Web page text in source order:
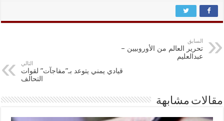
السابق
تحرير العالم من الأوروبيين –
عبدالعليم
التالي
قيادي يمني يتوعد بـ”مفاجآت” لقوات
التحالف
مقالات مشابهة